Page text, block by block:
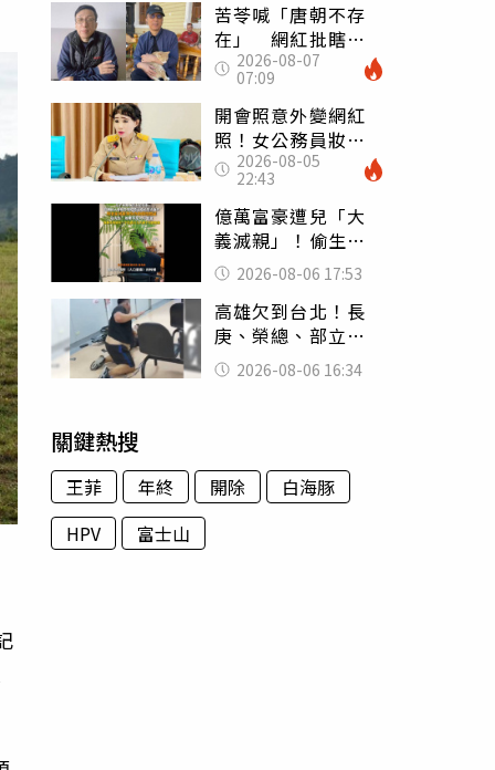
苦苓喊「唐朝不存
在」 網紅批瞎編
歷史：李白、杜甫
用鮮卑文寫詩？
2026-08-07
07:09
開會照意外變網紅
照！女公務員妝容
掀2千則留言 本人
怒嗆：化妝有錯嗎
2026-08-05
22:43
億萬富豪遭兒「大
義滅親」！偷生子
怕曝光 竟盜鄰居
身份辦假證落戶
2026-08-06 17:53
高雄欠到台北！長
庚、榮總、部立醫
院都受害 「醫療
暴力男」離譜紀錄
2026-08-06 16:34
關鍵熱搜
王菲 年終 開除
白海豚
HPV
富士山